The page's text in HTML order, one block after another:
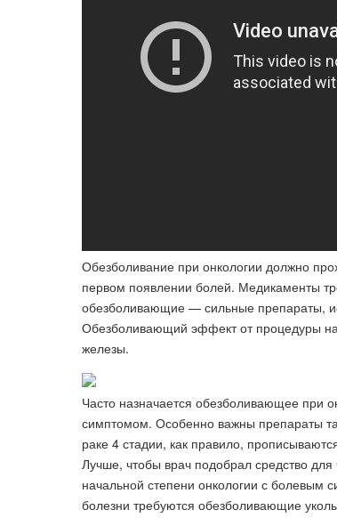
Обезболивание при онкологии должно
первом появлении болей. Медикаменты
обезболивающие — сильные препараты,
Обезболивающий эффект от процедуры
железы.
Часто назначается обезболивающее при
симптомом. Особенно важны препараты
раке 4 стадии, как правило,
Лучше, чтобы врач подобрал средство
начальной степени онкологии с болевым
болезни требуются обезболивающие